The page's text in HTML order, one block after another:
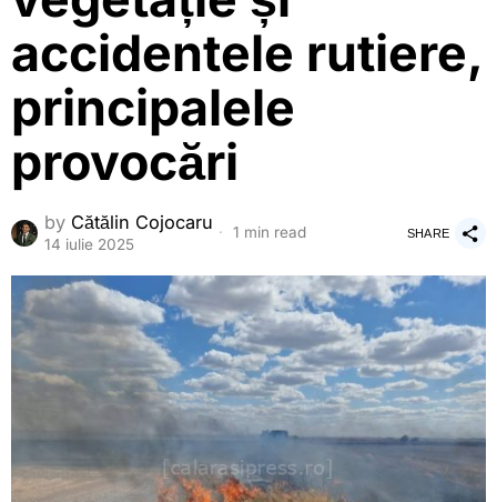
accidentele rutiere,
principalele
provocări
by Cătălin Cojocaru
14 iulie 2025
1 min read SHARE